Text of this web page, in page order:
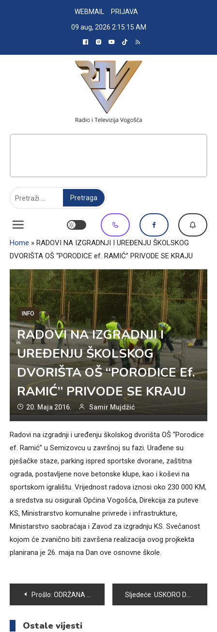
WEBMAIL
PRIJAVA
09 aug, 2026 2:15:16 AM
Home » RADOVI NA IZGRADNJI I UREĐENJU ŠKOLSKOG
DVORIŠTA OŠ “PORODICE ef. RAMIĆ” PRIVODE SE KRAJU
INFO
RADOVI NA IZGRADNJI I
UREĐENJU ŠKOLSKOG
DVORIŠTA OŠ “PORODICE Ef.
RAMIĆ” PRIVODE SE KRAJU
20. Maja 2016. Samir Mujdžić
Radovi na izgradnji i uređenju školskog dvorišta OŠ “Porodice
ef. Ramić” u Semizovcu u završnoj su fazi. Urađene su
pješačke staze, parking ispred sportske dvorane, zaštitna
ograda, postavljene nove betonske klupe, kao i koševi na
sportskom igralištu. Vrijednost radova iznosi oko 230 000 KM,
a sredstva su osigurali Općina Vogošća, Direkcija za puteve
KS, Ministrarstvo komunalne privrede i infrastrukture,
Ministarstvo saobraćaja i Zavod za izgradnju KS. Svečanost
kojom će zvanično biti završena realizacija ovog projkekta
planirana je 26. maja na Dan ove osnovne škole.
Navigacija
članaka
Prošlo: ODRŽANA SJEDNICA LOKALNOG EKONOMSKOG VIJEĆA OPĆINE VOGOŠĆA Sljedeće: USKORO DJEČIJE IGRALIŠTE U MZ BLAGOVAC
Ostale vijesti